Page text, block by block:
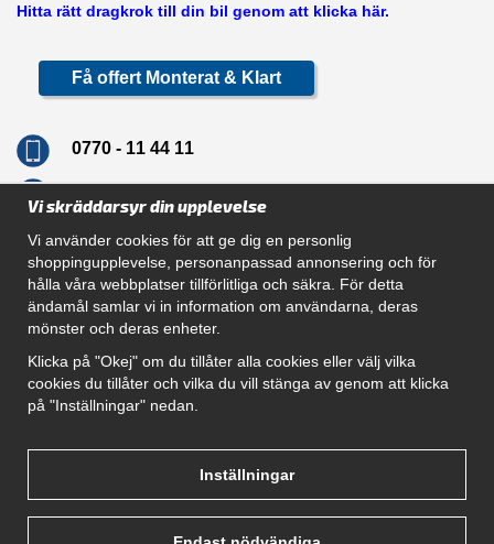
Hitta rätt dragkrok till din bil genom att klicka här.
Få offert Monterat & Klart
0770 - 11 44 11
Navigation
Hur beställer jag
Gör Det Själv Paket
Montera dragkrok
SUPPORT
Villkor
Vi skräddarsyr din upplevelse
Vi använder cookies för att ge dig en personlig
shoppingupplevelse, personanpassad annonsering och för
hålla våra webbplatser tillförlitliga och säkra. För detta
ändamål samlar vi in information om användarna, deras
mönster och deras enheter.
Klicka på "Okej" om du tillåter alla cookies eller välj vilka
cookies du tillåter och vilka du vill stänga av genom att klicka
på "Inställningar" nedan.
Inställningar